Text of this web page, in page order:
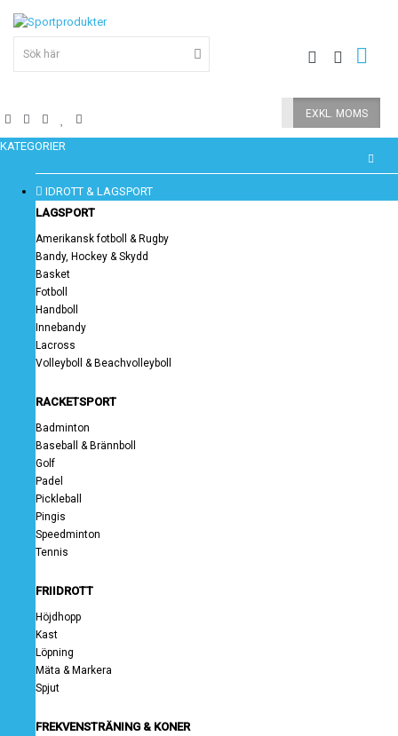
EXKL. MOMS
KATEGORIER
IDROTT & LAGSPORT
LAGSPORT
Amerikansk fotboll & Rugby
Bandy, Hockey & Skydd
Basket
Fotboll
Handboll
Innebandy
Lacross
Volleyboll & Beachvolleyboll
RACKETSPORT
Badminton
Baseball & Brännboll
Golf
Padel
Pickleball
Pingis
Speedminton
Tennis
FRIIDROTT
Höjdhopp
Kast
Löpning
Mäta & Markera
Spjut
FREKVENSTRÄNING & KONER